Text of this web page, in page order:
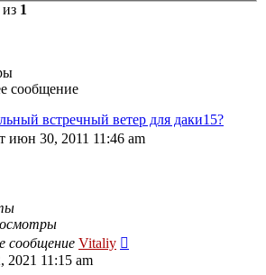
из 1
сообщение
встречный ветер для даки15?
июн 30, 2011 11:46 am
сообщение Vitaliy
2021 11:15 am